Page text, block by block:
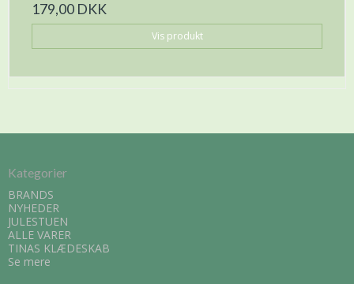
179,00 DKK
Vis produkt
Kategorier
BRANDS
NYHEDER
JULESTUEN
ALLE VARER
TINAS KLÆDESKAB
Se mere